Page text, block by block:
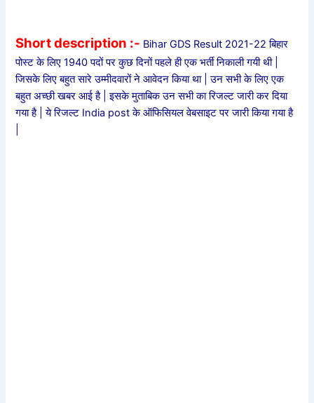
Short description :- Bihar GDS Result 2021-22 बिहार
पोस्ट के लिए 1940 पदों पर कुछ दिनों पहले ही एक भर्ती निकाली गयी थी |
जिसके लिए बहुत सारे उम्मीदवारों ने आवेदन किया था | उन सभी के लिए एक
बहुत अच्छी खबर आई है | इसके मुताबिक उन सभी का रिजल्ट जारी कर दिया
गया है | ये रिजल्ट India post के ऑफिसियल वेबसाइट पर जारी किया गया है